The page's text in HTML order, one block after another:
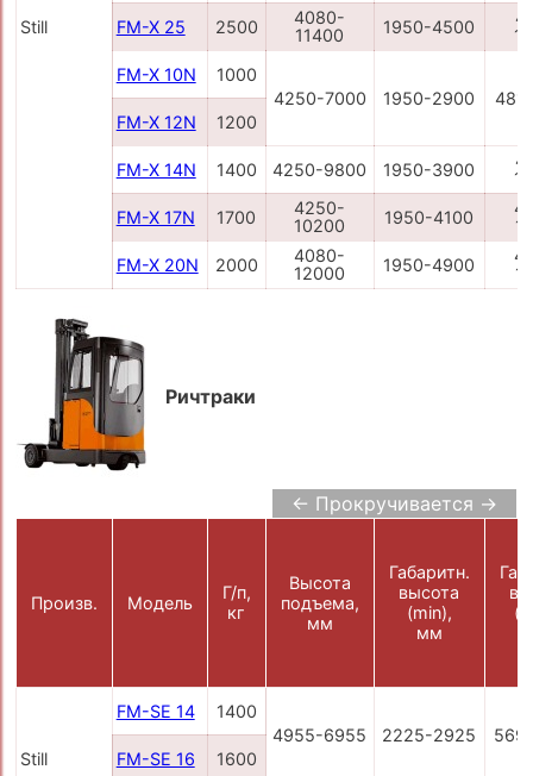
Still
FM-X 25
2500
4080-
11400
1950-4500
FM-X 10N
1000
4250-7000
1950-2900
FM-X 12N
1200
FM-X 14N 1400 4250-9800 1950-3900
FM-X 17N
1700
4250-
10200
1950-4100
FM-X 20N
2000
4080-
12000
1950-4900
Ричтраки
← Прокручивается →
Произв. Модель
Г/п,
кг
Высота
подъема,
мм
Габаритн.
высота
(min),
мм
Still
FM-SE 14
1400
4955-6955
2225-2925
FM-SE 16
1600